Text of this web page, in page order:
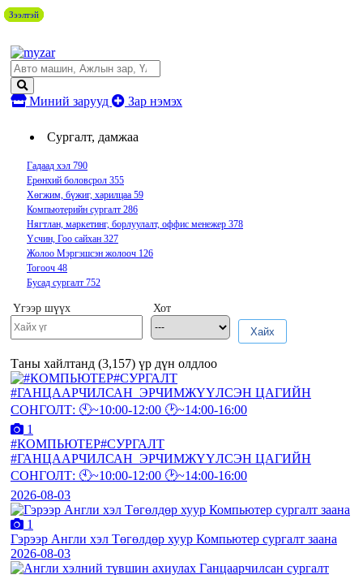
Миний зарууд Зар нэмэх
Сургалт, дамжаа
Гадаад хэл 790
Ерөнхий боловсрол 355
Хөгжим, бүжиг, харилцаа 59
Компьютерийн сургалт 286
Нягтлан, маркетинг, борлуулалт, оффис менежер 378
Үсчин, Гоо сайхан 327
Жолоо Мэргэшсэн жолооч 126
Тогооч 48
Бусад сургалт 752
Үгээр шүүх
Хот
Хайх
Таны хайлтанд (3,157) үр дүн олдлоо
1
#КОМПЬЮТЕР#СУРГАЛТ
#ГАНЦААРЧИЛСАН_ЭРЧИМЖҮҮЛСЭН ЦАГИЙН
СОНГОЛТ: 🕙~10:00-12:00 🕑~14:00-16:00
2026-08-03
1
Гэрээр Англи хэл Төгөлдөр хуур Компьютер сургалт заана
2026-08-03
Зээлтэй
Зээлтэй
Зээлтэй
Зээлтэй